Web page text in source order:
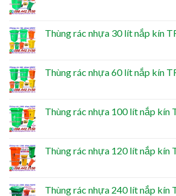
Thùng rác nhựa 30 lít nắp kín
Thùng rác nhựa 60 lít nắp kín
Thùng rác nhựa 100 lít nắp kín
Thùng rác nhựa 120 lít nắp kín
Thùng rác nhựa 240 lít nắp kín